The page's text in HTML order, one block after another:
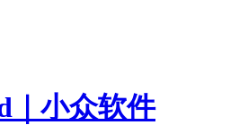
｜小众软件